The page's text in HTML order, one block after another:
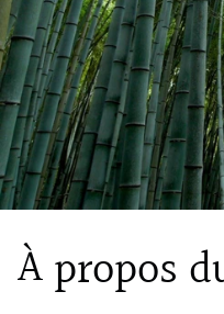
À propos